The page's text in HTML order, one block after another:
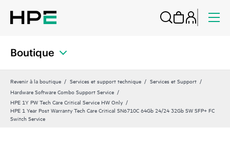
Boutique
Revenir à la boutique Services et support technique
Services et Support
Hardware Software Combo Support Service
HPE 1Y PW Tech Care Critical Service HW Only
HPE 1 Year Post Warranty Tech Care Critical SN6710C 64Gb 24/24 32Gb SW SFP+ FC
Switch Service